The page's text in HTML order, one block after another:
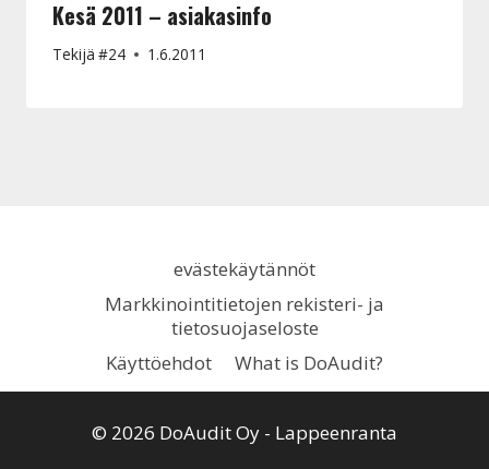
Kesä 2011 – asiakasinfo
Tekijä #24 1.6.2011
evästekäytännöt
Markkinointitietojen rekisteri- ja
tietosuojaseloste
Käyttöehdot
What is DoAudit?
© 2026 DoAudit Oy - Lappeenranta